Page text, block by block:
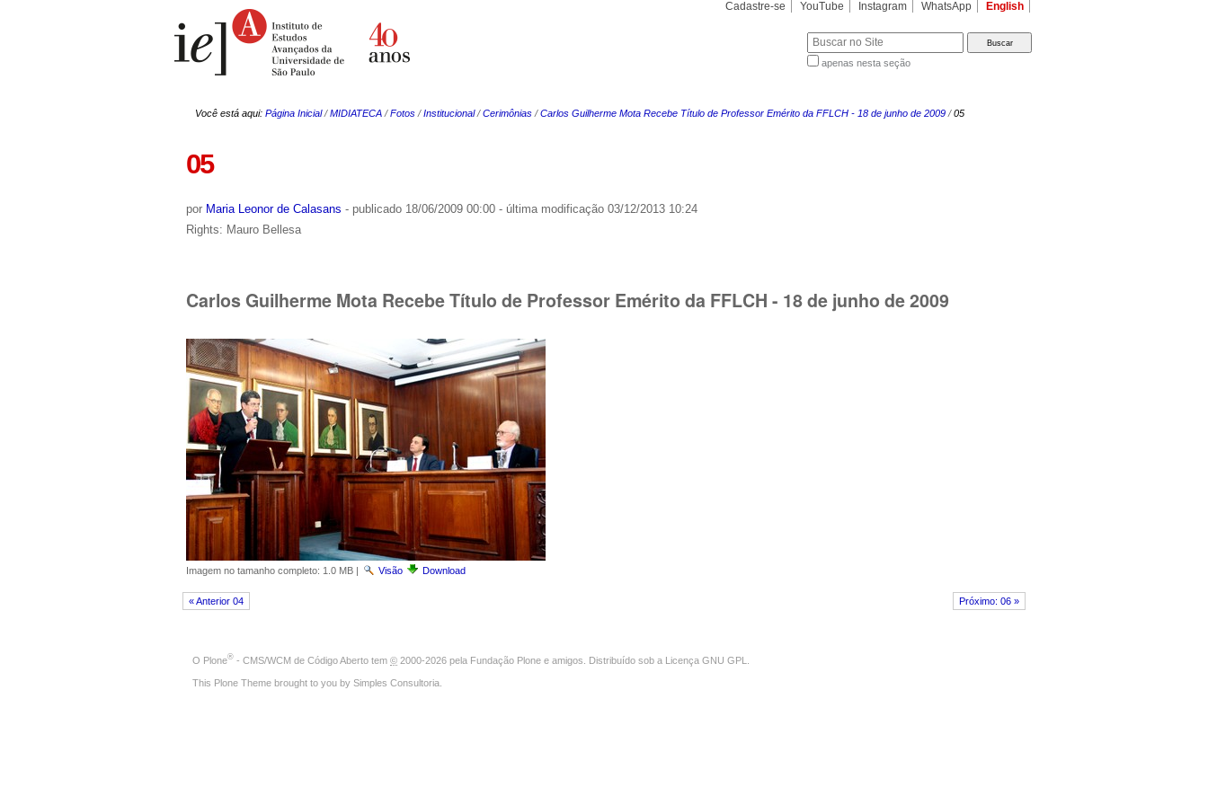
Cadastre-se YouTube Instagram WhatsApp English
apenas nesta seção
Você está aqui: Página Inicial /MIDIATECA /Fotos /Institucional /Cerimônias /Carlos Guilherme Mota Recebe Título de Professor Emérito da FFLCH - 18 de junho de 2009 /05
05
por Maria Leonor de Calasans - publicado18/06/2009 00:00 - última modificação03/12/2013 10:24
Rights: Mauro Bellesa
Carlos Guilherme Mota Recebe Título de Professor Emérito da FFLCH - 18 de junho de 2009
Imagem no tamanho completo: 1.0 MB| Visão Download
« Anterior 04 Próximo: 06 »
O Plone® - CMS/WCM de Código Aberto tem © 2000-2026 pela Fundação Plone e amigos. Distribuído sob a Licença GNU GPL
This Plone Theme brought to you by Simples Consultoria